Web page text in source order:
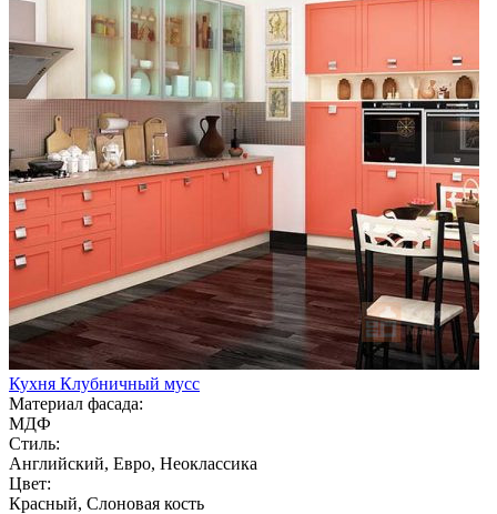
Кухня Клубничный мусс
Материал фасада:
МДФ
Стиль:
Английский, Евро, Неоклассика
Цвет:
Красный, Слоновая кость